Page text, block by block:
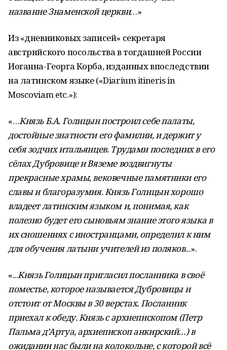
название Знаменской церкви…»
Из «дневниковых записей» секретаря
австрийского посольства в тогдашней России
Иоганна-Георга Корба, изданных впоследствии
на латинском языке («Diarium itineris in
Moscoviam etc.»):
«…Князь Б.А. Голицын построил себе палаты,
достойные знатности его фамилии, и держит у
себя зодчих итальянцев. Трудами последних в его
сёлах Дубровице и Вяземе воздвигнуты
прекрасные храмы, вековечные памятники его
славы и благоразумия. Князь Голицын хорошо
владеет латинским языком и, понимая, как
полезно будет его сыновьям знание этого языка в
их сношениях с иностранцами, определил к ним
для обучения латыни учителей из поляков...».
«...Князь Голицын пригласил посланника в своё
поместье, которое называется Дубровицы и
отстоит от Москвы в 30 верстах. Посланник
приехал к обеду. Князь с архиепископом (Петр
Пальма д’Артуа, apxиепископ анкирский…) в
ожидании нас были на колокольне, с которой всё